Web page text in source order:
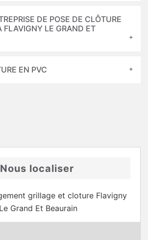
DE POSE DE CLÔTURE
FLAVIGNY LE GRAND ET
EN PVC
Nous localiser
grillage et cloture Flavigny
Le Grand Et Beaurain